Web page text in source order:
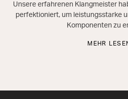
Unsere erfahrenen Klangmeister
perfektioniert, um leistungsstarke
Komponenten zu
MEHR